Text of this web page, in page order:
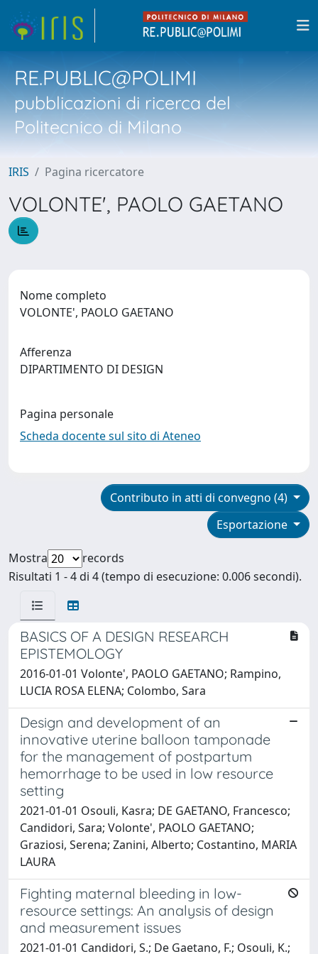
RE.PUBLIC@POLIMI
pubblicazioni di ricerca del
Politecnico di Milano
IRIS Pagina ricercatore
VOLONTE', PAOLO GAETANO
Nome completo
VOLONTE', PAOLO GAETANO
Afferenza
DIPARTIMENTO DI DESIGN
Pagina personale
Scheda docente sul sito di Ateneo
Contributo in atti di convegno (4)
Esportazione
Mostra
records
Risultati 1 - 4 di 4 (tempo di esecuzione: 0.006 secondi).
BASICS OF A DESIGN RESEARCH
EPISTEMOLOGY
2016-01-01 Volonte', PAOLO GAETANO; Rampino,
LUCIA ROSA ELENA; Colombo, Sara
Design and development of an
innovative uterine balloon tamponade
for the management of postpartum
hemorrhage to be used in low resource
setting
2021-01-01 Osouli, Kasra; DE GAETANO, Francesco;
Candidori, Sara; Volonte', PAOLO GAETANO;
Graziosi, Serena; Zanini, Alberto; Costantino, MARIA
LAURA
Fighting maternal bleeding in low-
resource settings: An analysis of design
and measurement issues
2021-01-01 Candidori, S.; De Gaetano, F.; Osouli, K.;